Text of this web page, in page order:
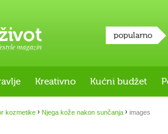
magazin
popularno
Kreativno Kućni budžet
kozmetike › Njega kože nakon sunčanja › images